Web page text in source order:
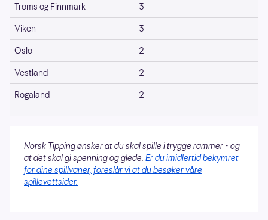
Troms og Finnmark
3
Viken
3
Oslo
2
Vestland
2
Rogaland
2
Norsk Tipping ønsker at du skal spille i trygge rammer - og
at det skal gi spenning og glede. Er du imidlertid bekymret
for dine spillvaner, foreslår vi at du besøker våre
spillevettsider.